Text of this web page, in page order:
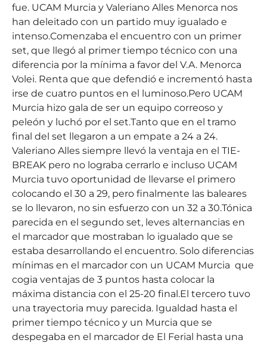
fue. UCAM Murcia y Valeriano Alles Menorca nos
han deleitado con un partido muy igualado e
intenso.Comenzaba el encuentro con un primer
set, que llegó al primer tiempo técnico con una
diferencia por la mínima a favor del V.A. Menorca
Volei. Renta que que defendió e incrementó hasta
irse de cuatro puntos en el luminoso.Pero UCAM
Murcia hizo gala de ser un equipo correoso y
peleón y luchó por el set.Tanto que en el tramo
final del set llegaron a un empate a 24 a 24.
Valeriano Alles siempre llevó la ventaja en el TIE-
BREAK pero no lograba cerrarlo e incluso UCAM
Murcia tuvo oportunidad de llevarse el primero
colocando el 30 a 29, pero finalmente las baleares
se lo llevaron, no sin esfuerzo con un 32 a 30.Tónica
parecida en el segundo set, leves alternancias en
el marcador que mostraban lo igualado que se
estaba desarrollando el encuentro. Solo diferencias
mínimas en el marcador con un UCAM Murcia que
cogia ventajas de 3 puntos hasta colocar la
máxima distancia con el 25-20 final.El tercero tuvo
una trayectoria muy parecida. Igualdad hasta el
primer tiempo técnico y un Murcia que se
despegaba en el marcador de El Ferial hasta una